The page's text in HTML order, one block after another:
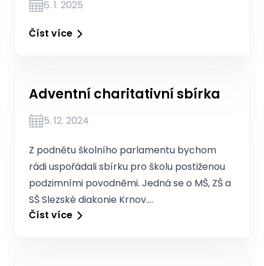
6. 1. 2025
Číst více
Adventní charitativní sbírka
5. 12. 2024
Z podnětu školního parlamentu bychom
rádi uspořádali sbírku pro školu postiženou
podzimními povodněmi. Jedná se o MŠ, ZŠ a
SŠ Slezské diakonie Krnov.…
Číst více